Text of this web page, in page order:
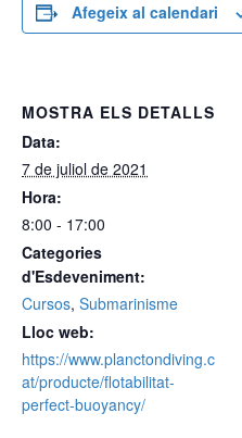
Afegeix al calendari
MOSTRA ELS DETALLS
Data:
7 de juliol de 2021
Hora:
8:00 - 17:00
Categories
d'Esdeveniment:
Cursos, Submarinisme
Lloc web:
https://www.planctondiving.c
at/producte/flotabilitat-
perfect-buoyancy/